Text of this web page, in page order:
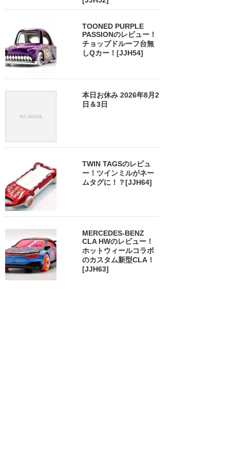
TOONED PURPLE
PASSIONのレビュー！
チョップドルーフ台無
しQカー！[JJH54]
本日お休み 2026年8月2
日＆3日
TWIN TAGSのレビュ
ー！ツインミルがネー
ムタグに！？[JJH64]
MERCEDES-BENZ
CLA HWのレビュー！
ホットウィールコラボ
のカスタム新型CLA！
[JJH63]